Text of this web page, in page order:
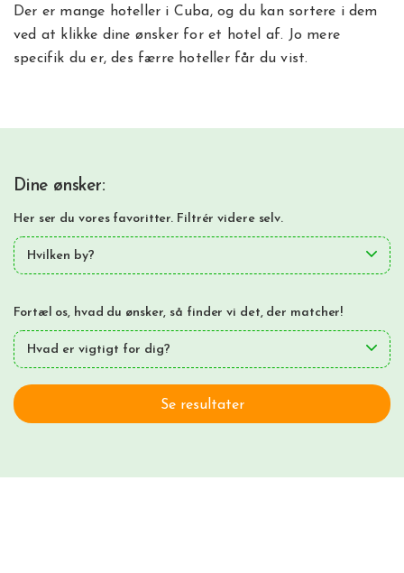
Der er mange hoteller i Cuba, og du kan sortere i dem
ved at klikke dine ønsker for et hotel af. Jo mere
specifik du er, des færre hoteller får du vist.
Dine ønsker:
Her ser du vores favoritter. Filtrér videre selv.
Hvilken by?
Fortæl os, hvad du ønsker, så finder vi det, der matcher!
Hvad er vigtigt for dig?
Se resultater